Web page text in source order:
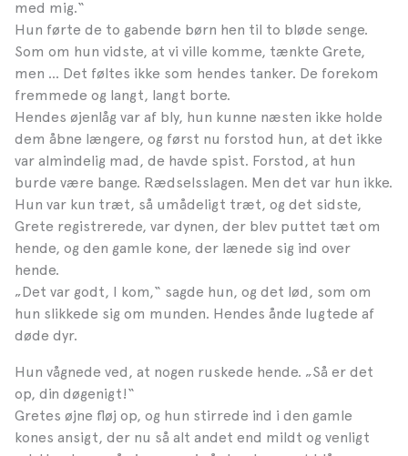
med mig.“
Hun førte de to gabende børn hen til to bløde senge.
Som om hun vidste, at vi ville komme, tænkte Grete,
men … Det føltes ikke som hendes tanker. De forekom
fremmede og langt, langt borte.
Hendes øjenlåg var af bly, hun kunne næsten ikke holde
dem åbne længere, og først nu forstod hun, at det ikke
var almindelig mad, de havde spist. Forstod, at hun
burde være bange. Rædselsslagen. Men det var hun ikke.
Hun var kun træt, så umådeligt træt, og det sidste,
Grete registrerede, var dynen, der blev puttet tæt om
hende, og den gamle kone, der lænede sig ind over
hende.
„Det var godt, I kom,“ sagde hun, og det lød, som om
hun slikkede sig om munden. Hendes ånde lugtede af
døde dyr.
Hun vågnede ved, at nogen ruskede hende. „Så er det
op, din døgenigt!“
Gretes øjne fløj op, og hun stirrede ind i den gamle
kones ansigt, der nu så alt andet end mildt og venligt